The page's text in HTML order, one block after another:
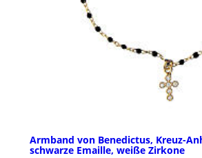
Armband von Benedictus, Kreuz-
schwarze Emaille, weiße Zirkone